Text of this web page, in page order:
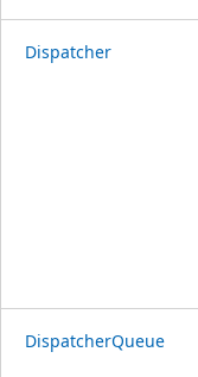
Dispatcher
DispatcherQueue